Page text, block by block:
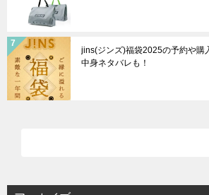
jins(ジンズ)福袋2025の予約や購
中身ネタバレも！